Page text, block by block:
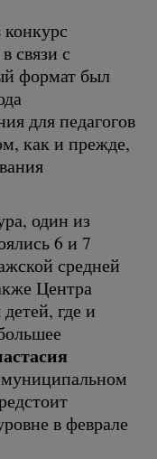
связи с
формат был
для педагогов
как и прежде,
один из
6 и 7
средней
Центра
где и
в феврале